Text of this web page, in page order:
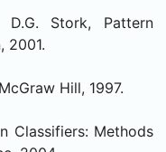
Stork, Pattern
2001.
Hill, 1997.
Classifiers: Methods